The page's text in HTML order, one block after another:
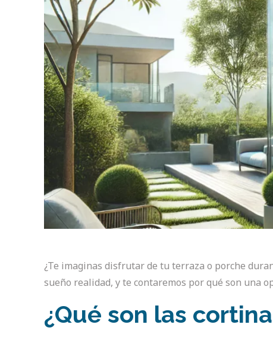
¿Te imaginas disfrutar de tu terraza o porche
sueño realidad, y te contaremos por qué son una
¿Qué son las